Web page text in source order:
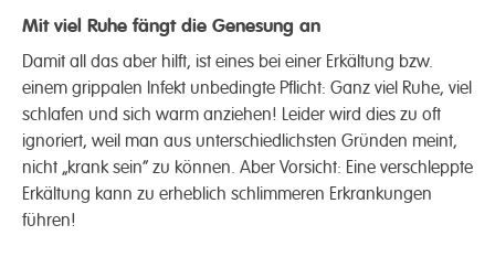
Mit viel Ruhe fängt die Genesung an
Damit all das aber hilft, ist eines bei einer Erkält­ung bzw.
einem grippalen Infekt unbedingte Pflicht: Ganz viel Ruhe, viel
schlafen und sich warm anziehen! Leider wird dies zu oft
ignoriert, weil man aus unter­schiedlichsten Gründen meint,
nicht „krank sein“ zu können. Aber Vorsicht: Eine verschleppte
Erkält­ung kann zu erheblich schlimmeren Erkrank­ungen
führen!